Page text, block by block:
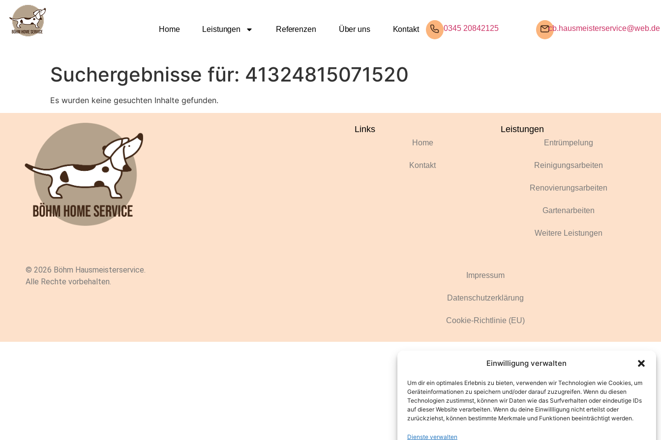
Einwilligung verwalten
Um dir ein optimales Erlebnis zu bieten, verwenden wir Technologien wie Cookies, um
Geräteinformationen zu speichern und/oder darauf zuzugreifen. Wenn du diesen
Technologien zustimmst, können wir Daten wie das Surfverhalten oder eindeutige IDs
auf dieser Website verarbeiten. Wenn du deine Einwillligung nicht erteilst oder
zurückziehst, können bestimmte Merkmale und Funktionen beeinträchtigt werden.
Dienste verwalten
Home Leistungen Referenzen Über uns Kontakt 0345 20842125 cb.hausmeisterservice@web.de
Suchergebnisse für: 41324815071520
Es wurden keine gesuchten Inhalte gefunden.
Links
Home
Kontakt
Leistungen
Entrümpelung
Reinigungsarbeiten
Renovierungsarbeiten
Gartenarbeiten
Weitere Leistungen
© 2026 Böhm Hausmeisterservice.
Alle Rechte vorbehalten.
Impressum
Datenschutzerklärung
Cookie-Richtlinie (EU)